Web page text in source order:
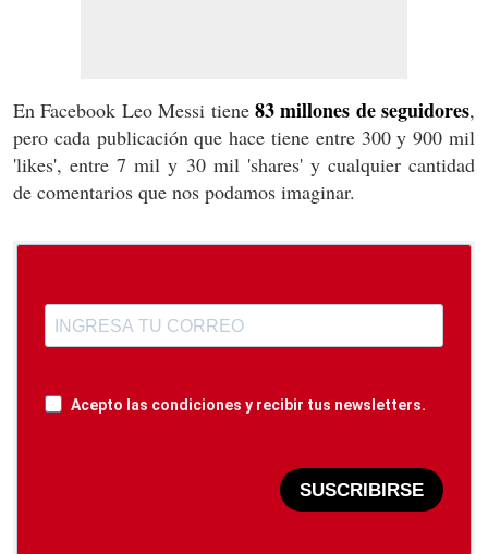
En Facebook Leo Messi tiene 83 millones de seguidores,
pero cada publicación que hace tiene entre 300 y 900 mil
'likes', entre 7 mil y 30 mil 'shares' y cualquier cantidad
de comentarios que nos podamos imaginar.
Acepto las condiciones y recibir tus newsletters.
SUSCRIBIRSE